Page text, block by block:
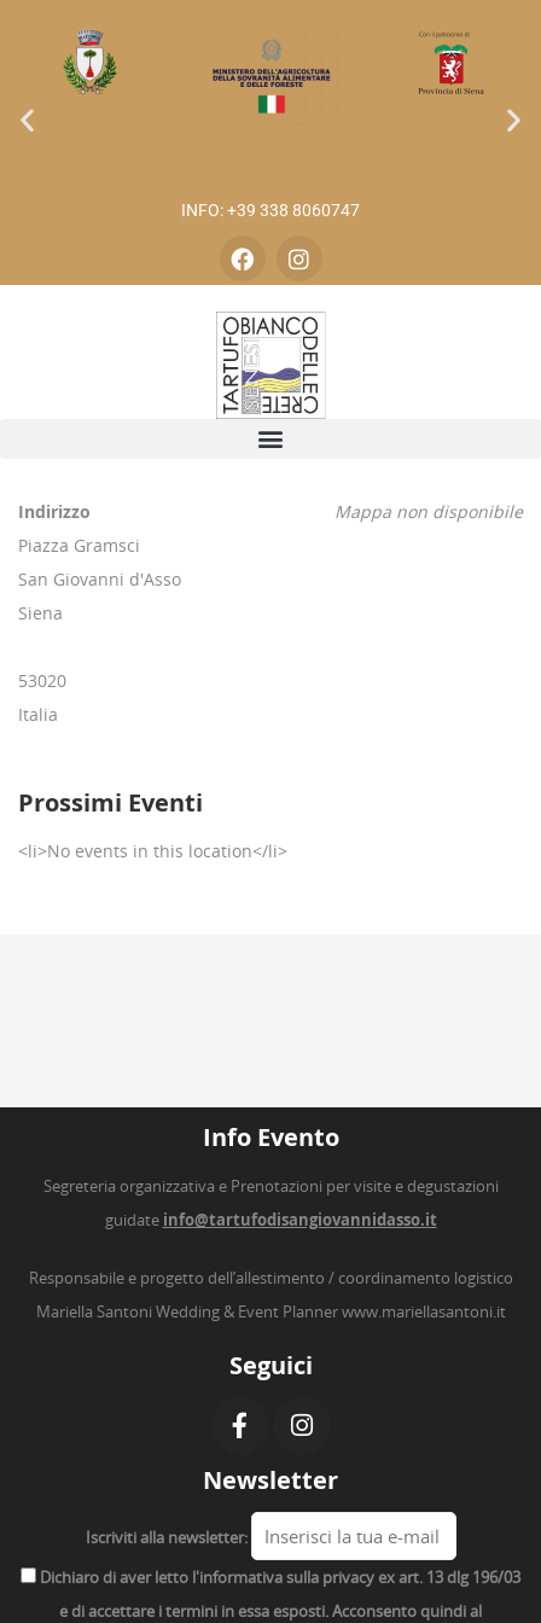
INFO: +39 338 8060747
Mappa non disponibile
Indirizzo
Piazza Gramsci
San Giovanni d'Asso
Siena
53020
Italia
Prossimi Eventi
<li>No events in this location</li>
Info Evento
Segreteria organizzativa e Prenotazioni per visite e degustazioni
guidate info@tartufodisangiovannidasso.it
Responsabile e progetto dell’allestimento / coordinamento logistico
Mariella Santoni Wedding & Event Plannerwww.mariellasantoni.it
Seguici
Newsletter
Iscriviti alla newsletter:
Dichiaro di aver letto l'informativa sulla privacy ex art. 13 dlg 196/03
e di accettare i termini in essa esposti. Acconsento quindi al